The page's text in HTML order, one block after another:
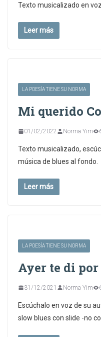
Texto musicalizado en
Leer más
LA POESÍA TIENE SU NORMA
Mi querido
01/02/2022 Norma Yim
Texto musicalizado,
música de blues al fondo.
Leer más
LA POESÍA TIENE SU NORMA
Ayer te di
31/12/2021 Norma Yim
Escúchalo en voz de su
slow blues con slide -no